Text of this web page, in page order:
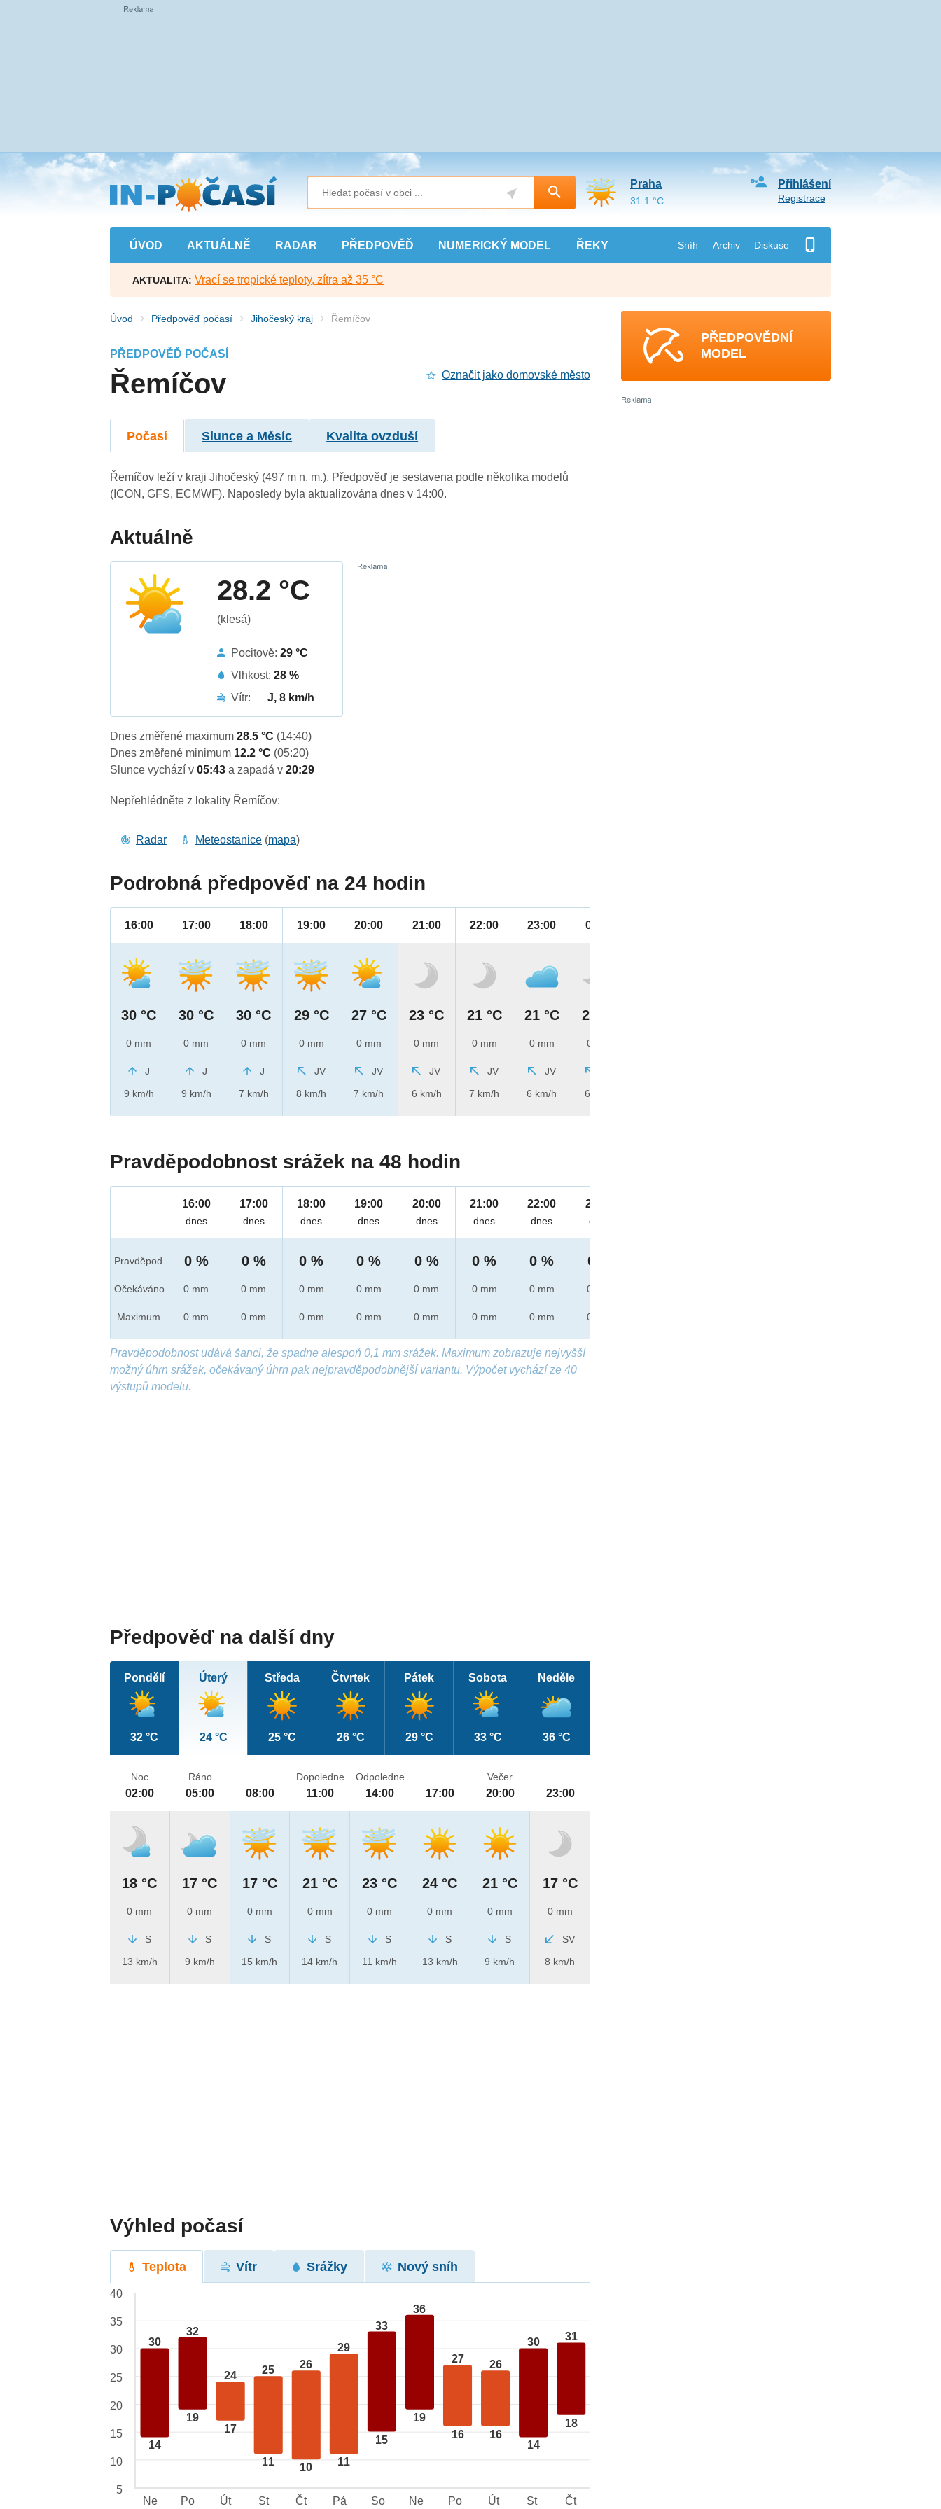
Přejít
na
hlavní
obsah
ÚVOD AKTUÁLNĚ RADAR PŘEDPOVĚĎ NUMERICKÝ MODEL ŘEKY Sníh Archiv Diskuse
Přihlášení
Registrace
Praha
31.1 °C
AKTUALITA: Vrací se tropické teploty, zítra až 35 °C
Úvod Předpověď počasí Jihočeský kraj Řemíčov
PŘEDPOVĚĎ POČASÍ
Řemíčov Označit jako domovské město
Počasí Slunce a Měsíc Kvalita ovzduší
Řemíčov leží v kraji Jihočeský (497 m n. m.). Předpověď je sestavena podle několika modelů
(ICON, GFS, ECMWF). Naposledy byla aktualizována dnes v 14:00.
Aktuálně
28.2 °C
(klesá)
Pocitově:29 °C
Vlhkost:28 %
Vítr:
J, 8 km/h
Dnes změřené maximum28.5 °C (14:40)
Dnes změřené minimum 12.2 °C (05:20)
Slunce vychází v05:43a zapadá v20:29
Nepřehlédněte z lokality Řemíčov:
Radar Meteostanice (mapa)
Podrobná předpověď na 24 hodin
16:00
30 °C
0 mm
J
9 km/h
17:00
30 °C
0 mm
J
9 km/h
18:00
30 °C
0 mm
J
7 km/h
19:00
29 °C
0 mm
JV
8 km/h
20:00
27 °C
0 mm
JV
7 km/h
21:00
23 °C
0 mm
JV
6 km/h
22:00
21 °C
0 mm
JV
7 km/h
23:00
21 °C
0 mm
JV
6 km/h
00:00
20 °C
0 mm
6 km/h
Pravděpodobnost srážek na 48 hodin
Pravděpod.
Očekáváno
Maximum
16:00
dnes
0 %
0 mm
0 mm
17:00
dnes
0 %
0 mm
0 mm
18:00
dnes
0 %
0 mm
0 mm
19:00
dnes
0 %
0 mm
0 mm
20:00
dnes
0 %
0 mm
0 mm
21:00
dnes
0 %
0 mm
0 mm
22:00
dnes
0 %
0 mm
0 mm
23:00
dnes
0 %
0 mm
0 mm
Pravděpodobnost udává šanci, že spadne alespoň 0,1 mm srážek. Maximum zobrazuje nejvyšší
možný úhrn srážek, očekávaný úhrn pak nejpravděpodobnější variantu. Výpočet vychází ze 40
výstupů modelu.
Předpověď na další dny
Pondělí
32 °C
Úterý
24 °C
Středa
25 °C
Čtvrtek
26 °C
Pátek
29 °C
Sobota
33 °C
Neděle
36 °C
Noc
02:00
18 °C
0 mm
S
13 km/h
Ráno
05:00
17 °C
0 mm
S
9 km/h
08:00
17 °C
0 mm
S
15 km/h
Dopoledne
11:00
21 °C
0 mm
S
14 km/h
Odpoledne
14:00
23 °C
0 mm
S
11 km/h
17:00
24 °C
0 mm
S
13 km/h
Večer
20:00
21 °C
0 mm
S
9 km/h
23:00
17 °C
0 mm
SV
8 km/h
Výhled počasí
Teplota Vítr Srážky Nový sníh
30
14
32
19
24
17
25
11
26
10
29
11
33
15
36
19
27
16
26
16
30
14
31
18
40
35
30
25
20
15
10
5
Ne
Po Út St Čt Pá So Ne Po Út St Čt
PŘEDPOVĚDNÍ
MODEL